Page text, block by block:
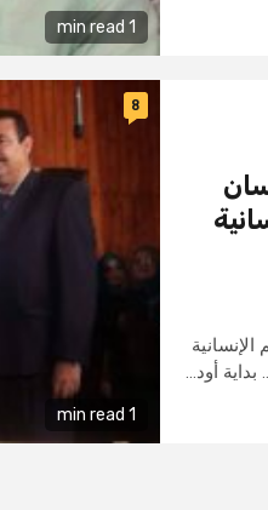
1 min read
1 min read
8
أود...